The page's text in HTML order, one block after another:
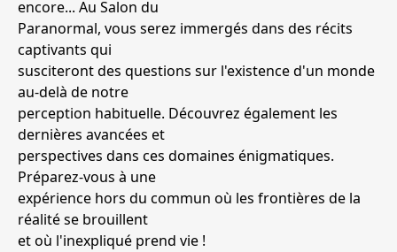
encore... Au Salon du
Paranormal, vous serez immergés dans des récits
captivants qui
susciteront des questions sur l'existence d'un monde
au-delà de notre
perception habituelle. Découvrez également les
dernières avancées et
perspectives dans ces domaines énigmatiques.
Préparez-vous à une
expérience hors du commun où les frontières de la
réalité se brouillent
et où l'inexpliqué prend vie !